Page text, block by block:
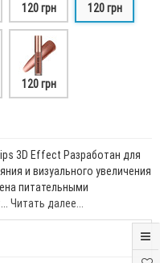
120 грн 120 грн
120 грн
3D Effect Разработан для
и визуального увеличения
питательными
Читать далее...